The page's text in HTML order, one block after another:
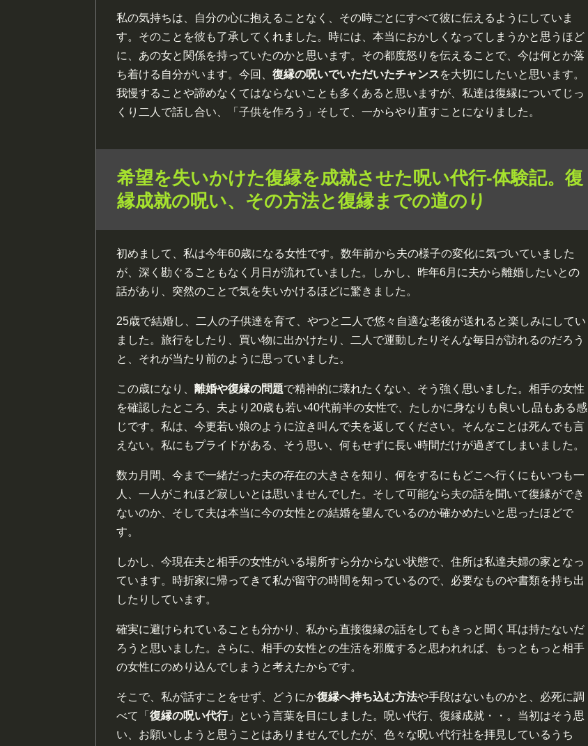
私の気持ちは、自分の心に抱えることなく、その時ごとにすべて彼に伝えるようにしていま
す。そのことを彼も了承してくれました。時には、本当におかしくなってしまうかと思うほど
に、あの女と関係を持っていたのかと思います。その都度怒りを伝えることで、今は何とか落
ち着ける自分がいます。今回、 復縁の呪いでいただいたチャンスを大切にしたいと思います。
我慢することや諦めなくてはならないことも多くあると思いますが、私達は復縁についてじっ
くり二人で話し合い、「子供を作ろう」そして、一からやり直すことになりました。
希望を失いかけた復縁を成就させた呪い代行-体験記。復
縁成就の呪い、その方法と復縁までの道のり
初めまして、私は今年60歳になる女性です。数年前から夫の様子の変化に気づいていました
が、深く勘ぐることもなく月日が流れていました。しかし、昨年6月に夫から離婚したいとの
話があり、突然のことで気を失いかけるほどに驚きました。
25歳で結婚し、二人の子供達を育て、やつと二人で悠々自適な老後が送れると楽しみにしてい
ました。旅行をしたり、買い物に出かけたり、二人で運動したりそんな毎日が訪れるのだろう
と、それが当たり前のように思っていました。
この歳になり、 離婚や復縁の問題で精神的に壊れたくない、そう強く思いました。相手の女性
を確認したところ、夫より20歳も若い40代前半の女性で、たしかに身なりも良いし品もある感
じです。私は、今更若い娘のように泣き叫んで夫を返してください。そんなことは死んでも言
えない。私にもプライドがある、そう思い、何もせずに長い時間だけが過ぎてしまいました。
数カ月間、今まで一緒だった夫の存在の大きさを知り、何をするにもどこへ行くにもいつも一
人、一人がこれほど寂しいとは思いませんでした。そして可能なら夫の話を聞いて復縁ができ
ないのか、そして夫は本当に今の女性との結婚を望んでいるのか確かめたいと思ったほどで
す。
しかし、今現在夫と相手の女性がいる場所すら分からない状態で、住所は私達夫婦の家となっ
ています。時折家に帰ってきて私が留守の時間を知っているので、必要なものや書類を持ち出
したりしています。
確実に避けられていることも分かり、私から直接復縁の話をしてもきっと聞く耳は持たないだ
ろうと思いました。さらに、相手の女性との生活を邪魔すると思われれば、もっともっと相手
の女性にのめり込んでしまうと考えたからです。
そこで、私が話すことをせず、どうにか復縁へ持ち込む方法や手段はないものかと、必死に調
べて「 復縁の呪い代行」という言葉を目にしました。呪い代行、復縁成就・・。当初はそう思
い、お願いしようと思うことはありませんでしたが、色々な呪い代行社を拝見しているうち